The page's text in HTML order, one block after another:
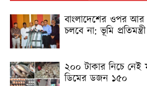
বাংলাদেশের ওপর আর
চলবে না: ভূমি প্রতিমন্ত্রী
২০০ টাকার নিচে নেই
ডিমের ডজন ১৫০